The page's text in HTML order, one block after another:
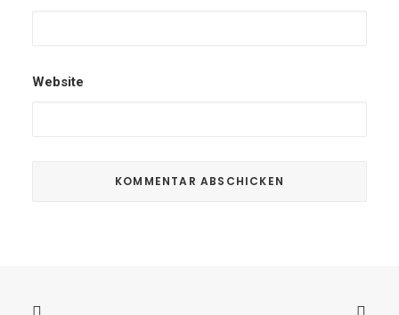
Website